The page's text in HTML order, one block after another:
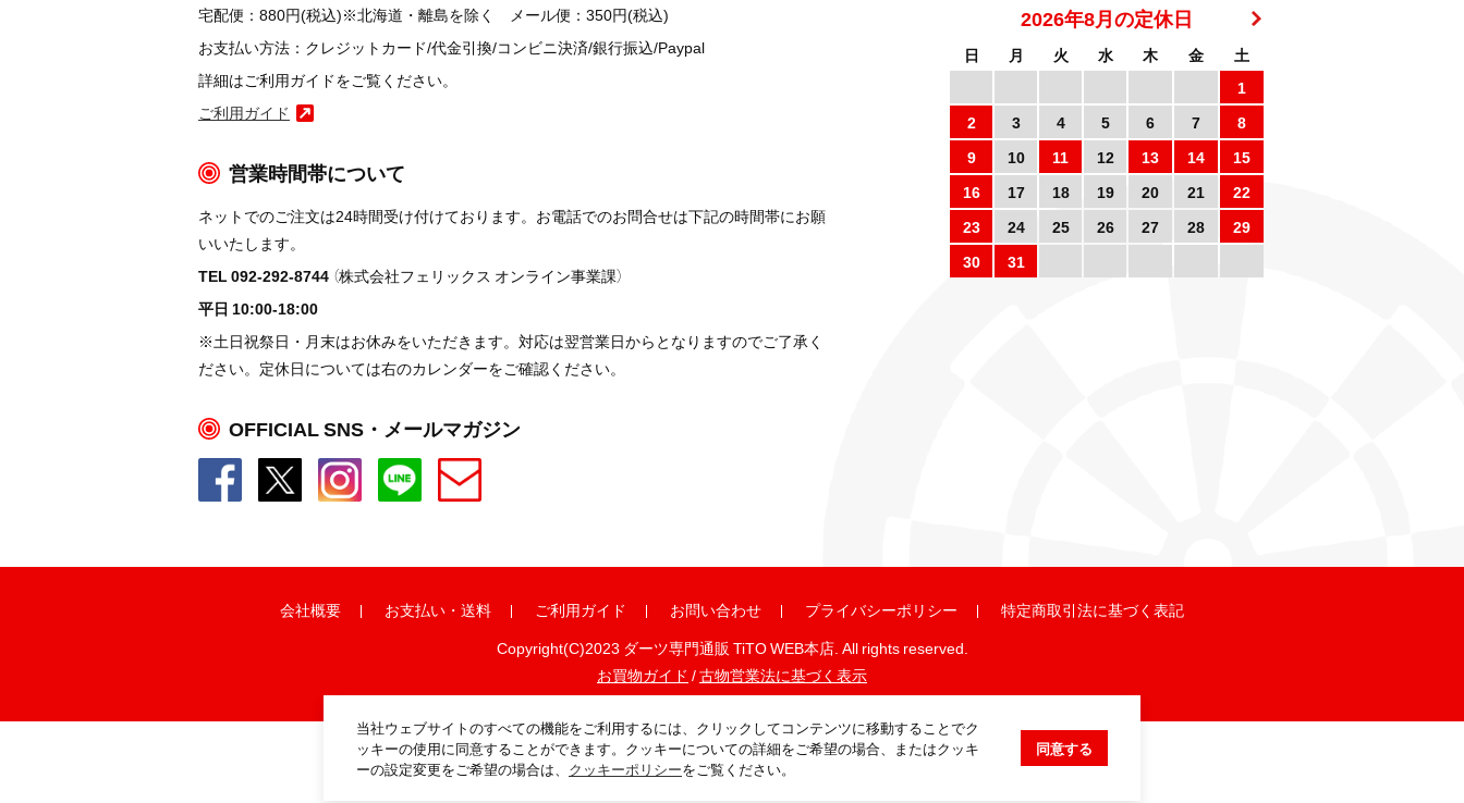
当社ウェブサイトのすべての機能をご利用するには、クリックしてコンテンツに移動することでク
ッキーの使用に同意することができます。クッキーについての詳細をご希望の場合、またはクッキ
ーの設定変更をご希望の場合は、 クッキーポリシーをご覧ください。
同意する
宅配便：880円(税込)※北海道・離島を除く メール便：350円(税込)
お支払い方法：クレジットカード/代金引換/コンビニ決済/銀行振込/Paypal
詳細はご利用ガイドをご覧ください。
ご利用ガイド
営業時間帯について
ネットでのご注文は24時間受け付けております。お電話でのお問合せは下記の時間帯にお願
いいたします。
TEL 092-292-8744 （株式会社フェリックス オンライン事業課）
平日 10:00-18:00
※土日祝祭日・月末はお休みをいただきます。対応は翌営業日からとなりますのでご了承く
ださい。定休日については右のカレンダーをご確認ください。
OFFICIAL SNS・メールマガジン
2026年8月の定休日
日 月 火 水 木 金
土
1
2
3 4 5 6 7
8
9
10 11 12 13 14
15
16
17 18 19 20 21
22
23
24 25 26 27 28
29
30
31
会社概要 お支払い ・ 送料 ご利用ガイド お問い合わせ プライバシーポリシー
特定商取引法に基づく表記
Copyright(C)2023 ダーツ専門通販 TiTO WEB本店. All rights reserved.
お買物ガイド /古物営業法に基づく表示